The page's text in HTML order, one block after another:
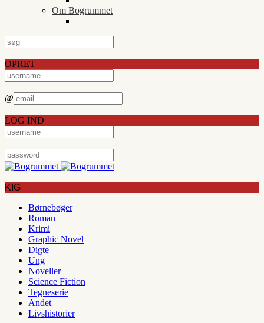
Om Bogrummet
OPRET
@
LOG IND
KIG
Børnebøger
Roman
Krimi
Graphic Novel
Digte
Ung
Noveller
Science Fiction
Tegneserie
Andet
Livshistorier